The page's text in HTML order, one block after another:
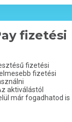
fizetési
fizetési
fizetési
aktiválástól
már fogadhatod is